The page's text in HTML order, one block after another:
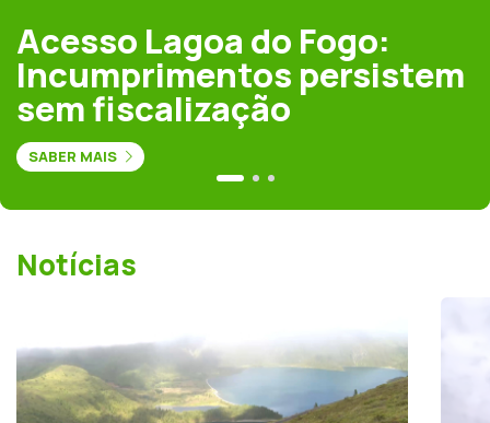
Acesso Lagoa do Fogo:
Incumprimentos persistem
sem fiscalização
SABER MAIS
Notícias